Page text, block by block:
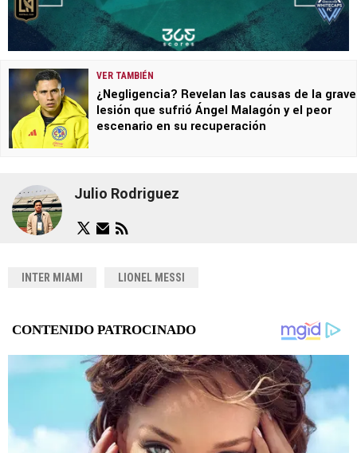
VER TAMBIÉN
¿Negligencia? Revelan las causas de la grave
lesión que sufrió Ángel Malagón y el peor
escenario en su recuperación
Julio Rodriguez
INTER MIAMI LIONEL MESSI